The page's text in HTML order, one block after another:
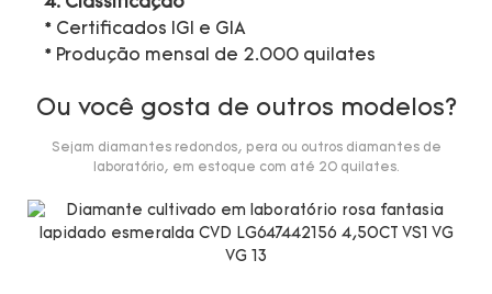
* Certificados IGI e GIA
* Produção mensal de 2.000 quilates
Ou você gosta de outros modelos?
Sejam diamantes redondos, pera ou outros diamantes de
laboratório, em estoque com até 20 quilates.